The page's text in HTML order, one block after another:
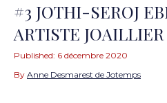
#3 JOTHI-SEROJ
ARTISTE
Published: 6 décembre 2020
By Anne Desmarest de Jotemps